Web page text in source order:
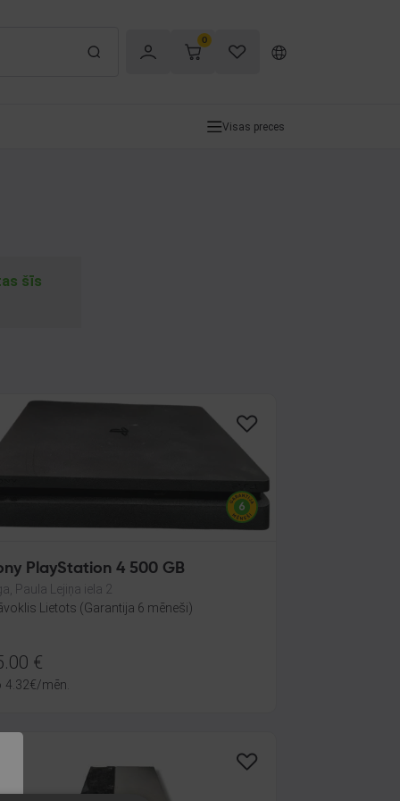
0
Visas preces
šīs
PlayStation 4 500 GB
Paula Lejiņa iela 2
Lietots (Garantija 6 mēneši)
€
4.32€/mēn.